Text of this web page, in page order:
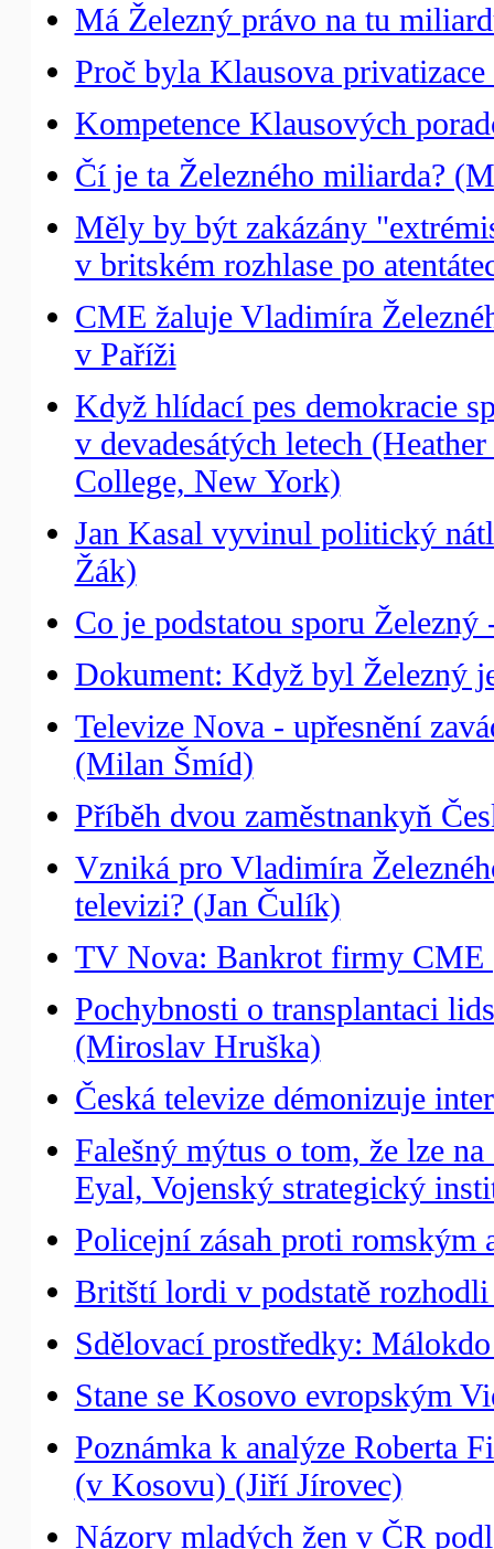
Má Železný právo na tu
Proč byla Klausova
Kompetence Klausových
Čí je ta Železného miliarda?
Měly by být zakázány
v britském rozhlase po
CME žaluje Vladimíra
v Paříži
Když hlídací pes demokracie
v devadesátých letech
College, New York)
Jan Kasal vyvinul politický
Žák)
Co je podstatou sporu
Dokument: Když byl Železný
Televize Nova - upřesnění
(Milan Šmíd)
Příběh dvou zaměstnankyň
Vzniká pro Vladimíra
televizi? (Jan Čulík)
TV Nova: Bankrot firmy CME
Pochybnosti o transplantaci
(Miroslav Hruška)
Česká televize démonizuje
Falešný mýtus o tom, že lze
Eyal, Vojenský strategický
Policejní zásah proti
Britští lordi v podstatě
Sdělovací prostředky:
Stane se Kosovo evropským
Poznámka k analýze Roberta
(v Kosovu) (Jiří Jírovec)
Názory mladých žen v ČR